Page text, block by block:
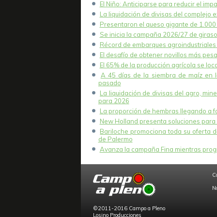
El Niño: Anticiparse para reducir el
La liquidación de divisas del complejo
Presentaron el queso gigante de
Se inicia la campaña 2026/27 de
Récord de embarques
El desafío de obtener novillos más
El 65% de la producción agrícola se
A 45 días de la siembra de maíz en
pasado
La liquidación de divisas del agro,
para 2026
La proporción de hembras llegando a
New Holland presenta soluciones
Bariloche promociona toda su oferta
de Palermo
Avanza la campaña Fina mientras
©2011-2016 Campo a Pleno
Losino Producciones